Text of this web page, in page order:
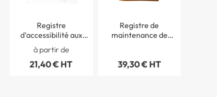
Registre
d'accessibilité aux
personnes
handicapées des ERP
à partir de
21,40 € HT
Registre de
maintenance de
39,30 € HT